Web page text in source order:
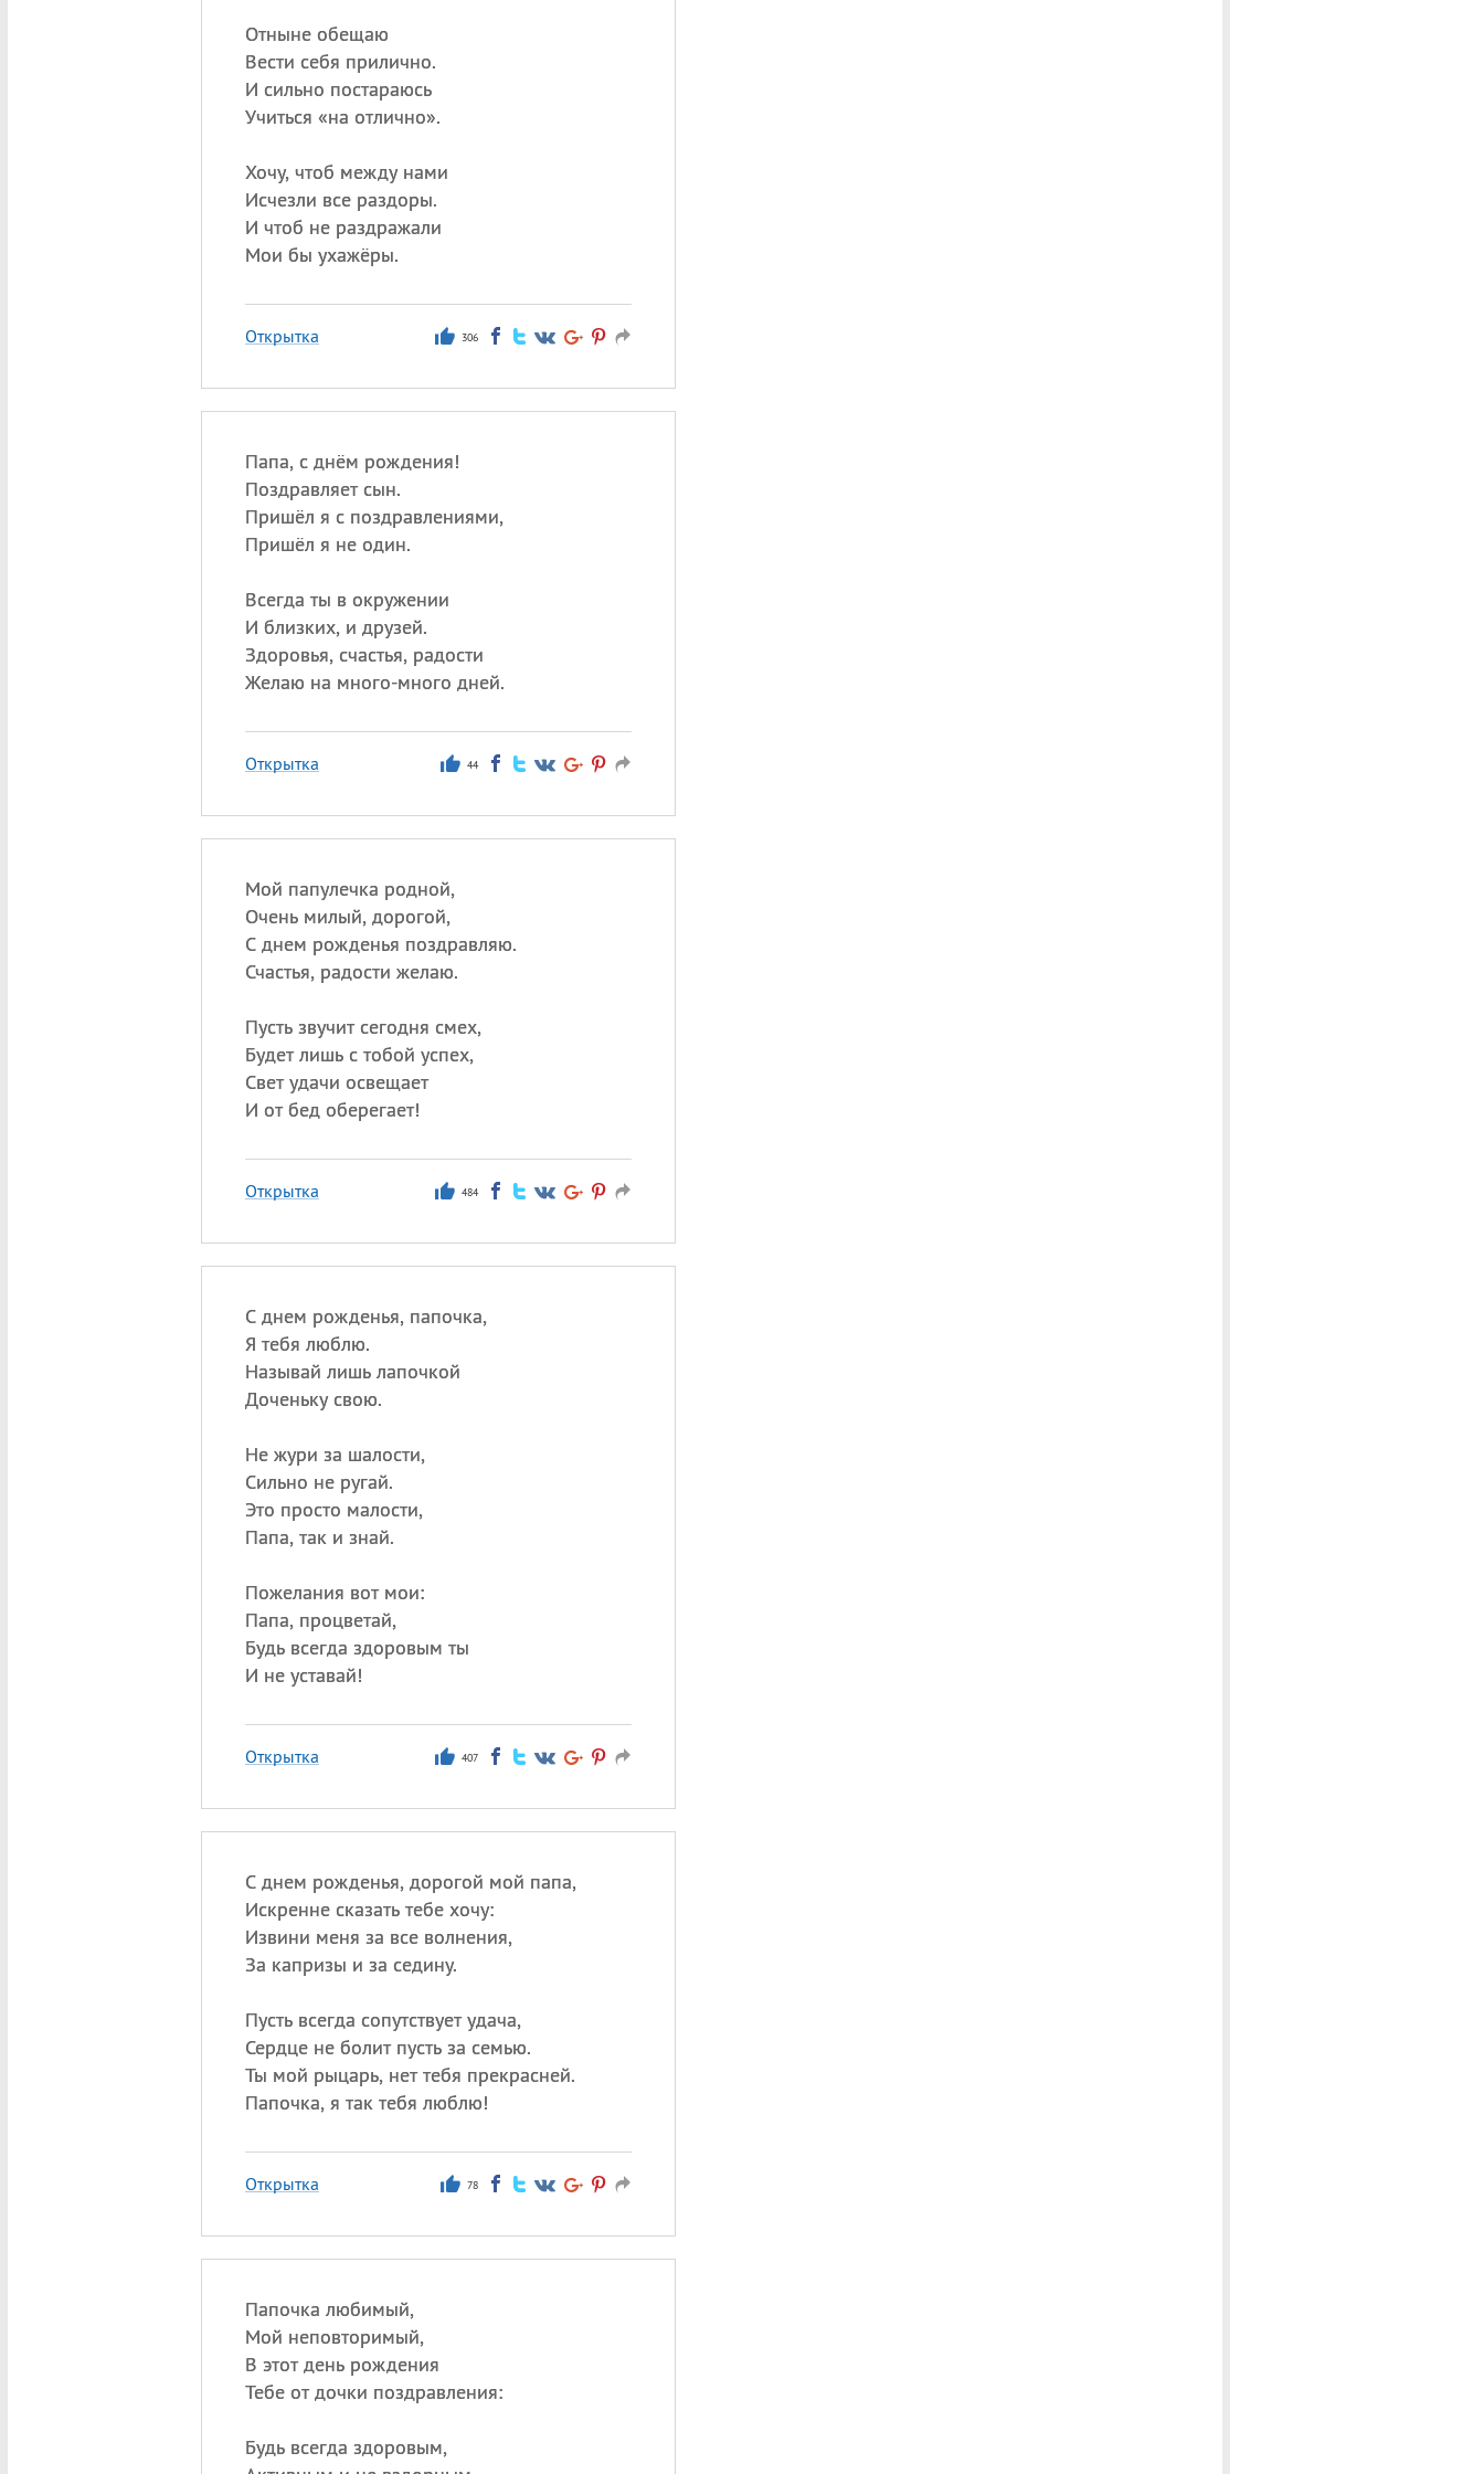
Отныне обещаю
Вести себя прилично.
И сильно постараюсь
Учиться «на отлично».
Хочу, чтоб между нами
Исчезли все раздоры.
И чтоб не раздражали
Мои бы ухажёры.
Открытка 306
Папа, с днём рождения!
Поздравляет сын.
Пришёл я с поздравлениями,
Пришёл я не один.
Всегда ты в окружении
И близких, и друзей.
Здоровья, счастья, радости
Желаю на много-много дней.
Открытка 44
Мой папулечка родной,
Очень милый, дорогой,
С днем рожденья поздравляю.
Счастья, радости желаю.
Пусть звучит сегодня смех,
Будет лишь с тобой успех,
Свет удачи освещает
И от бед оберегает!
Открытка 484
С днем рожденья, папочка,
Я тебя люблю.
Называй лишь лапочкой
Доченьку свою.
Не жури за шалости,
Сильно не ругай.
Это просто малости,
Папа, так и знай.
Пожелания вот мои:
Папа, процветай,
Будь всегда здоровым ты
И не уставай!
Открытка 407
С днем рожденья, дорогой мой папа,
Искренне сказать тебе хочу:
Извини меня за все волнения,
За капризы и за седину.
Пусть всегда сопутствует удача,
Сердце не болит пусть за семью.
Ты мой рыцарь, нет тебя прекрасней.
Папочка, я так тебя люблю!
Открытка 78
Папочка любимый,
Мой неповторимый,
В этот день рождения
Тебе от дочки поздравления:
Будь всегда здоровым,